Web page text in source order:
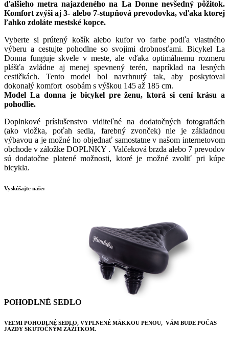
ďalšieho metra najazdeného na La Donne nevšedný pôžitok.
Komfort zvýši aj 3- alebo 7-stupňová prevodovka, vďaka ktorej
ľahko zdoláte mestské kopce.
Vyberte si prútený košík alebo kufor vo farbe podľa vlastného
výberu a cestujte pohodlne so svojimi drobnosťami. Bicykel La
Donna funguje skvele v meste, ale vďaka optimálnemu rozmeru
plášťa zvládne aj menej spevnený terén, napríklad na lesných
cestičkách. Tento model bol navrhnutý tak, aby poskytoval
dokonalý komfort osobám s výškou 145 až 185 cm.
Model La donna je bicykel pre ženu, ktorá si cení krásu a
pohodlie.
Doplnkové príslušenstvo viditeľné na dodatočných fotografiách
(ako vložka, poťah sedla, farebný zvonček) nie je základnou
výbavou a je možné ho objednať samostatne v našom internetovom
obchode v záložke DOPLNKY . Valčeková brzda alebo 7 prevodov
sú dodatočne platené možnosti, ktoré je možné zvoliť pri kúpe
bicykla.
Vyskúšajte naše:
POHODLNÉ SEDLO
VEĽMI POHODLNÉ SEDLO, VYPLNENÉ MÄKKOU PENOU, VÁM BUDE POČAS
JAZDY SKUTOČNÝM ZÁŽITKOM.